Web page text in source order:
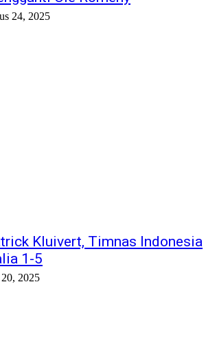
24, 2025
Kluivert, Timnas Indonesia
1-5
2025